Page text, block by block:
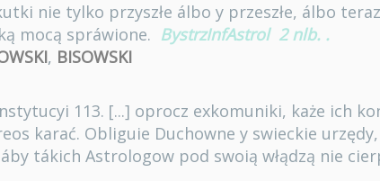
nie tylko przyszłe álbo y przeszłe, álbo
mocą spráwione. BystrzInfAstrol 2 nlb. .
, BISOWSKI
113. [...] oprocz exkomuniki, każe ich
karać. Obliguie Duchowne y swieckie
tákich Astrologow pod swoią włądzą nie